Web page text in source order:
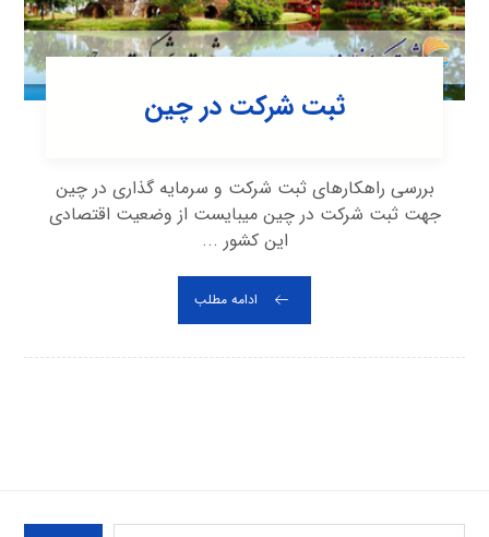
ثبت شرکت در چین
بررسی راهکارهای ثبت شرکت و سرمایه گذاری در چین
جهت ثبت شرکت در چین میبایست از وضعیت اقتصادی
این کشور ...
ادامه مطلب